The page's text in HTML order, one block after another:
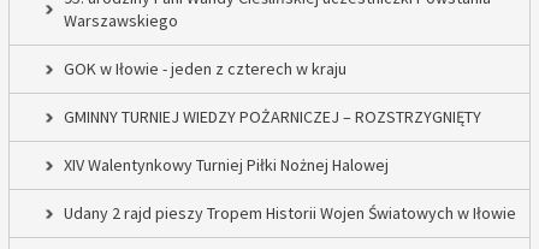
Warszawskiego
GOK w Iłowie - jeden z czterech w kraju
GMINNY TURNIEJ WIEDZY POŻARNICZEJ – ROZSTRZYGNIĘTY
XIV Walentynkowy Turniej Piłki Nożnej Halowej
Udany 2 rajd pieszy Tropem Historii Wojen Światowych w Iłowie